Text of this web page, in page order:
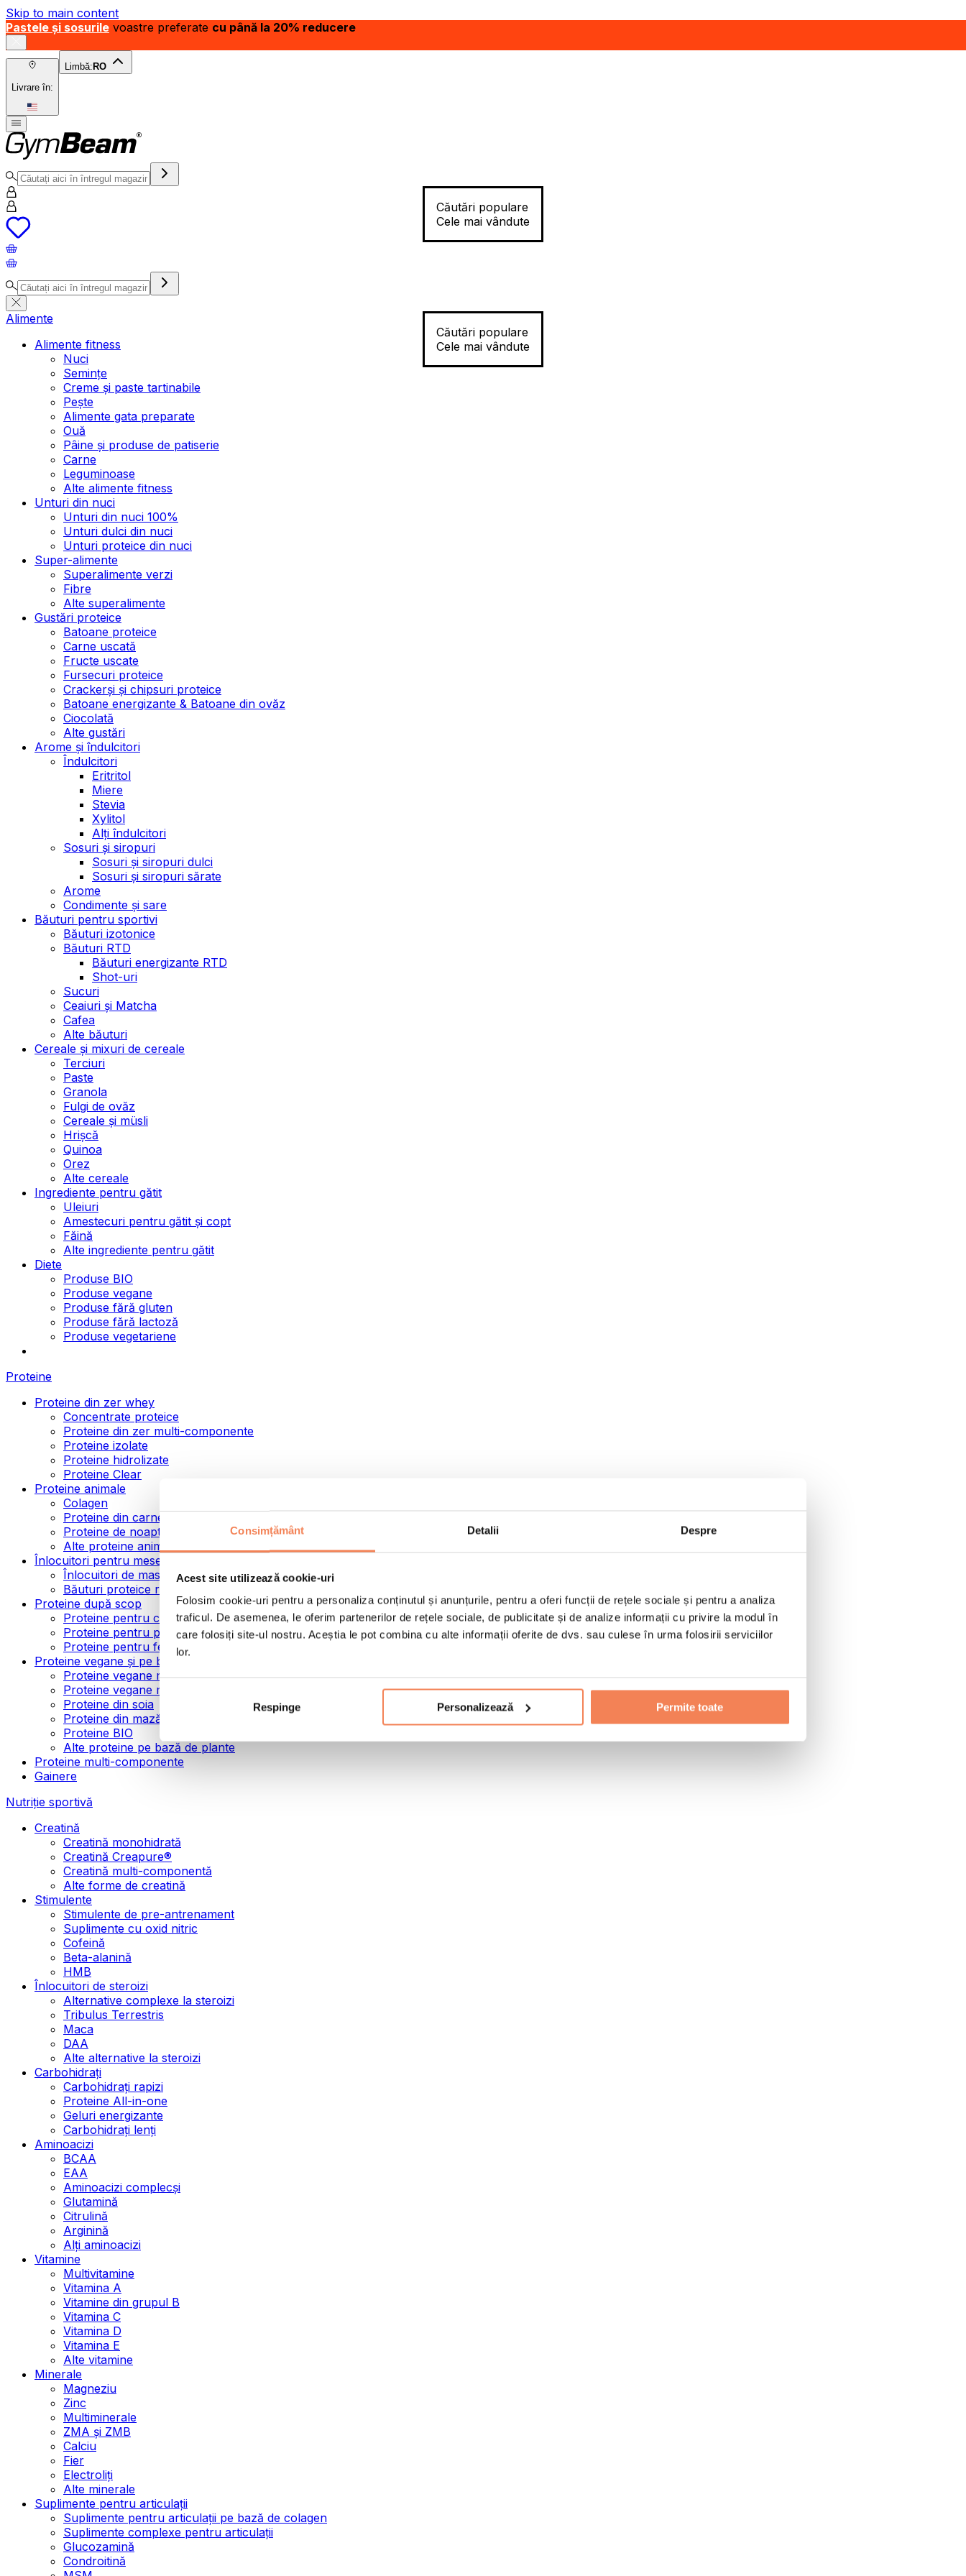
Consimțământ Detalii Despre
Acest site utilizează cookie-uri
Folosim cookie-uri pentru a personaliza conținutul și anunțurile, pentru a oferi funcții de rețele sociale și pentru a analiza
traficul. De asemenea, le oferim partenerilor de rețele sociale, de publicitate și de analize informații cu privire la modul în
care folosiți site-ul nostru. Aceștia le pot combina cu alte informații oferite de dvs. sau culese în urma folosirii serviciilor
lor.
Respinge Personalizează Permite toate
Skip to main content
Pastele și sosurile voastre preferate cu până la 20% reducere
Livrare în:
Limbă: RO
Căutări populare
Cele mai vândute
Căutări populare
Cele mai vândute
Alimente
Alimente fitness
Nuci
Semințe
Creme și paste tartinabile
Pește
Alimente gata preparate
Ouă
Pâine și produse de patiserie
Carne
Leguminoase
Alte alimente fitness
Unturi din nuci
Unturi din nuci 100%
Unturi dulci din nuci
Unturi proteice din nuci
Super-alimente
Superalimente verzi
Fibre
Alte superalimente
Gustări proteice
Batoane proteice
Carne uscată
Fructe uscate
Fursecuri proteice
Crackerși și chipsuri proteice
Batoane energizante & Batoane din ovăz
Ciocolată
Alte gustări
Arome și îndulcitori
Îndulcitori
Eritritol
Miere
Stevia
Xylitol
Alți îndulcitori
Sosuri și siropuri
Sosuri și siropuri dulci
Sosuri și siropuri sărate
Arome
Condimente și sare
Băuturi pentru sportivi
Băuturi izotonice
Băuturi RTD
Băuturi energizante RTD
Shot-uri
Sucuri
Ceaiuri și Matcha
Cafea
Alte băuturi
Cereale și mixuri de cereale
Terciuri
Paste
Granola
Fulgi de ovăz
Cereale și müsli
Hrișcă
Quinoa
Orez
Alte cereale
Ingrediente pentru gătit
Uleiuri
Amestecuri pentru gătit și copt
Făină
Alte ingrediente pentru gătit
Diete
Produse BIO
Produse vegane
Produse fără gluten
Produse fără lactoză
Produse vegetariene
Proteine
Proteine din zer whey
Concentrate proteice
Proteine din zer multi-componente
Proteine izolate
Proteine hidrolizate
Proteine Clear
Proteine animale
Colagen
Proteine din carne de vită
Proteine de noapte
Alte proteine animale
Înlocuitori pentru mese
Înlocuitori de masă pulbere
Băuturi proteice ready to drink
Proteine după scop
Proteine pentru creșterea masei musculare
Proteine pentru pierderea în greutate
Proteine pentru femei
Proteine vegane și pe bază de plante
Proteine vegane mono-componente
Proteine vegane multi-componente
Proteine din soia
Proteine din mazăre
Proteine BIO
Alte proteine pe bază de plante
Proteine multi-componente
Gainere
Nutriție sportivă
Creatină
Creatină monohidrată
Creatină Creapure®
Creatină multi-componentă
Alte forme de creatină
Stimulente
Stimulente de pre-antrenament
Suplimente cu oxid nitric
Cofeină
Beta-alanină
HMB
Înlocuitori de steroizi
Alternative complexe la steroizi
Tribulus Terrestris
Maca
DAA
Alte alternative la steroizi
Carbohidrați
Carbohidrați rapizi
Proteine All-in-one
Geluri energizante
Carbohidrați lenți
Aminoacizi
BCAA
EAA
Aminoacizi complecși
Glutamină
Citrulină
Arginină
Alți aminoacizi
Vitamine
Multivitamine
Vitamina A
Vitamine din grupul B
Vitamina C
Vitamina D
Vitamina E
Alte vitamine
Minerale
Magneziu
Zinc
Multiminerale
ZMA și ZMB
Calciu
Fier
Electroliți
Alte minerale
Suplimente pentru articulații
Suplimente pentru articulații pe bază de colagen
Suplimente complexe pentru articulații
Glucozamină
Condroitină